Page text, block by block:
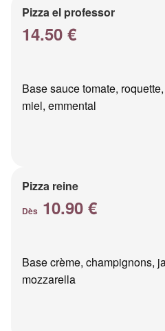
Pizza el professor
14.50 €
Base sauce tomate,
miel, emmental
Pizza reine
Dès 10.90 €
Base crème, champignons,
mozzarella